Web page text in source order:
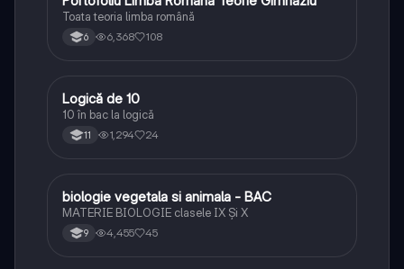
Toata teoria limba română
6 6,368 108
Logică
Logică de 10
10 în bac la logică
11 1,294 24
Biologie
biologie vegetala si animala - BAC
MATERIE BIOLOGIE clasele IX Şi X
9 4,455 45